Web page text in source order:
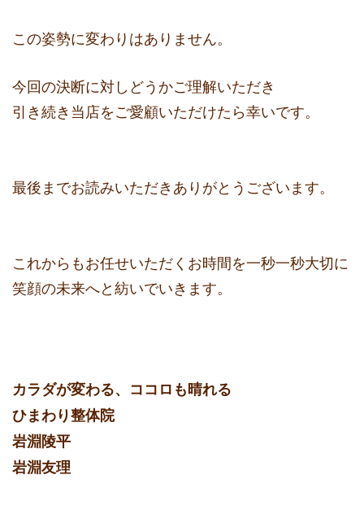
この姿勢に変わりはありま せん。
今回の決断に対しどうかご理解いただき
引き続き当店をご愛顧いただけたら幸いです。
最後までお読みいただきありがとうございます。
これからもお任せいただくお時間を一秒一秒大切に
笑顔の未来へと紡いでいきます。
カラダが変わる、ココロも晴れる
ひまわり整体院
岩淵陵平
岩淵友理